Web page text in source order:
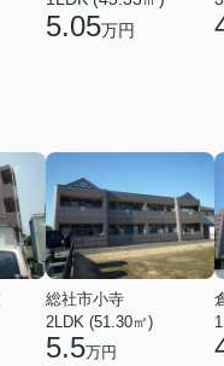
5.05万円
総社市小寺
2LDK (51.30㎡)
5.5万円